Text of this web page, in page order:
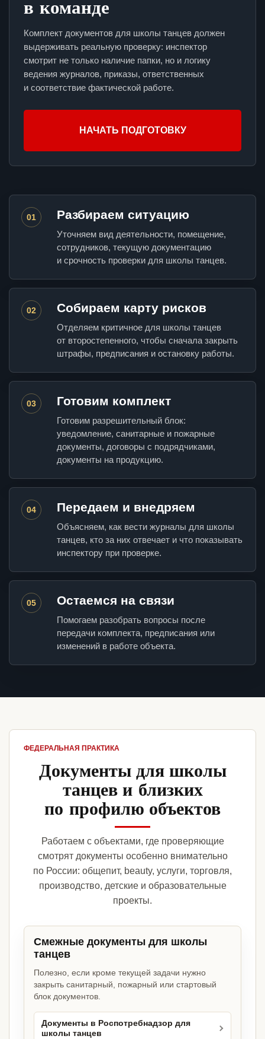
в команде
Комплект документов для школы танцев должен
выдерживать реальную проверку: инспектор
смотрит не только наличие папки, но и логику
ведения журналов, приказы, ответственных
и соответствие фактической работе.
НАЧАТЬ ПОДГОТОВКУ
01 Разбираем ситуацию
Уточняем вид деятельности, помещение,
сотрудников, текущую документацию
и срочность проверки для школы танцев.
02 Собираем карту рисков
Отделяем критичное для школы танцев
от второстепенного, чтобы сначала закрыть
штрафы, предписания и остановку работы.
03 Готовим комплект
Готовим разрешительный блок:
уведомление, санитарные и пожарные
документы, договоры с подрядчиками,
документы на продукцию.
04 Передаем и внедряем
Объясняем, как вести журналы для школы
танцев, кто за них отвечает и что показывать
инспектору при проверке.
05 Остаемся на связи
Помогаем разобрать вопросы после
передачи комплекта, предписания или
изменений в работе объекта.
ФЕДЕРАЛЬНАЯ ПРАКТИКА
Документы для школы
танцев и близких
по профилю объектов
Работаем с объектами, где проверяющие
смотрят документы особенно внимательно
по России: общепит, beauty, услуги, торговля,
производство, детские и образовательные
проекты.
Смежные документы для школы
танцев
Полезно, если кроме текущей задачи нужно
закрыть санитарный, пожарный или стартовый
блок документов.
Документы в Роспотребнадзор для
школы танцев